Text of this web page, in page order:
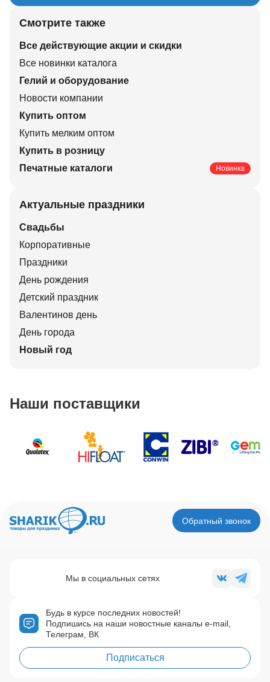
Смотрите также
Все действующие акции и скидки
Все новинки каталога
Гелий и оборудование
Новости компании
Купить оптом
Купить мелким оптом
Купить в розницу
Печатные каталоги
Новинка
Актуальные праздники
Свадьбы
Корпоративные
Праздники
День рождения
Детский праздник
Валентинов день
День города
Новый год
Наши поставщики
Обратный звонок
Будь в курсе последних новостей!
Подпишись на наши новостные каналы e-mail,
Телеграм, ВК
Подписаться
Мы в социальных сетях